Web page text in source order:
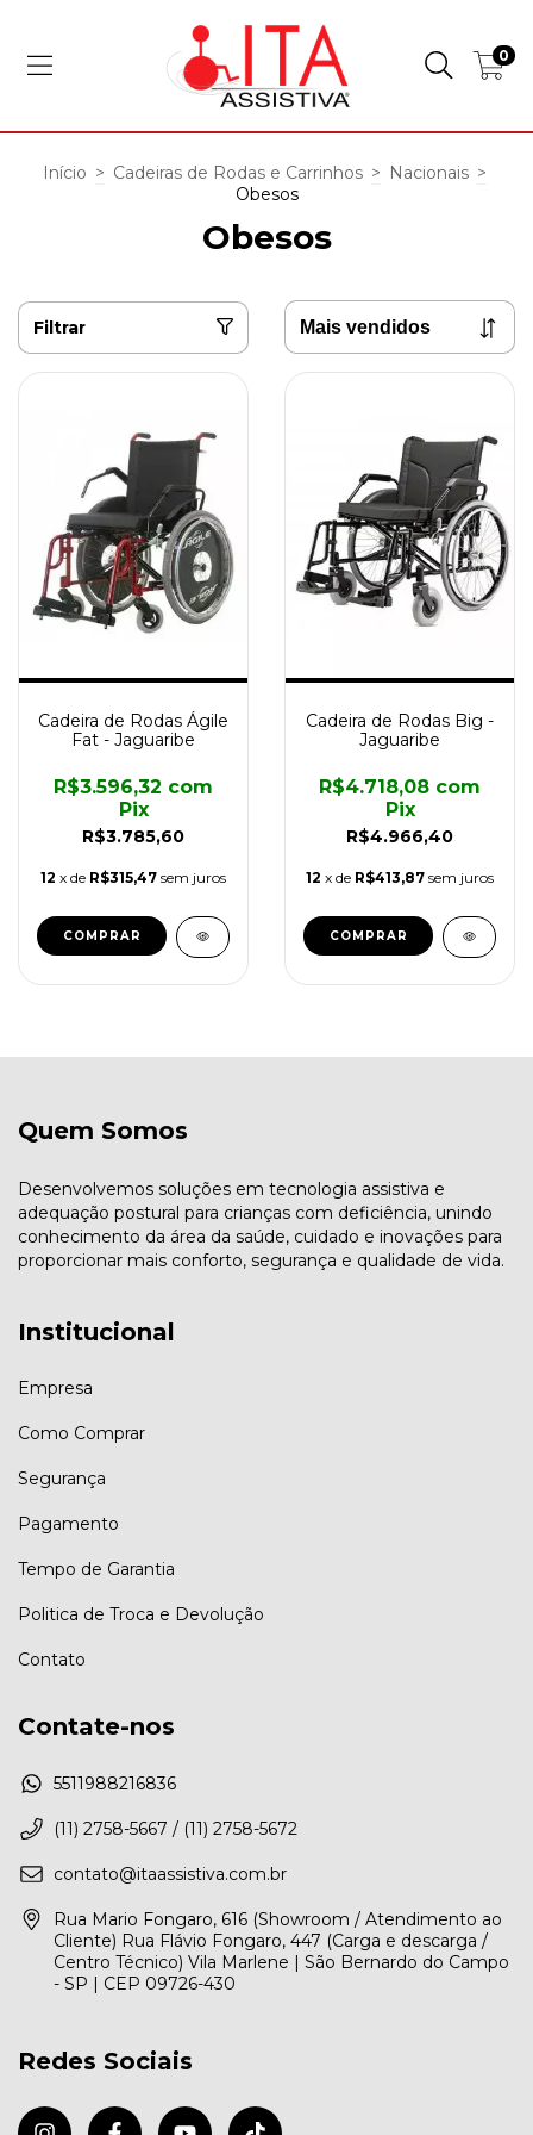
0
Início > Cadeiras de Rodas e Carrinhos > Nacionais >
Obesos
Obesos
Filtrar
Cadeira de Rodas Ágile
Fat - Jaguaribe
R$3.785,60
R$3.596,32 com
Pix
12 x de R$315,47 sem juros
Cadeira de Rodas Big -
Jaguaribe
R$4.966,40
R$4.718,08 com
Pix
12 x de R$413,87 sem juros
Quem Somos
Desenvolvemos soluções em tecnologia assistiva e
adequação postural para crianças com deficiência, unindo
conhecimento da área da saúde, cuidado e inovações para
proporcionar mais conforto, segurança e qualidade de vida.
Institucional
Empresa
Como Comprar
Segurança
Pagamento
Tempo de Garantia
Politica de Troca e Devolução
Contato
Contate-nos
5511988216836
(11) 2758-5667 / (11) 2758-5672
contato@itaassistiva.com.br
Rua Mario Fongaro, 616 (Showroom / Atendimento ao
Cliente) Rua Flávio Fongaro, 447 (Carga e descarga /
Centro Técnico) Vila Marlene | São Bernardo do Campo
- SP | CEP 09726-430
Redes Sociais